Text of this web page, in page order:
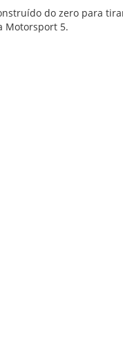
do zero para
Motorsport 5.